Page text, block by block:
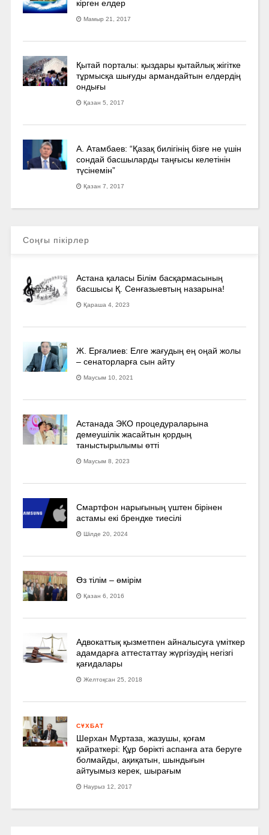
кірген елдер
Мамыр 21, 2017
Қытай порталы: қыздары қытайлық жігітке
тұрмысқа шығуды армандайтын елдердің
ондығы
Қазан 5, 2017
А. Атамбаев: “Қазақ билігінің бізге не үшін
сондай басшыларды таңғысы келетінін
түсінемін”
Қазан 7, 2017
Соңғы пікірлер
Астана қаласы Білім басқармасының
басшысы Қ. Сенғазыевтың назарына!
Қараша 4, 2023
Ж. Ерғалиев: Елге жағудың ең оңай жолы
– сенаторларға сын айту
Маусым 10, 2021
Астанада ЭКО процедураларына
демеушілік жасайтын қордың
таныстырылымы өтті
Маусым 8, 2023
Смартфон нарығының үштен бірінен
астамы екі брендке тиесілі
Шілде 20, 2024
Өз тілім – өмірім
Қазан 6, 2016
Адвокаттық қызметпен айналысуға үмiткер
адамдарға аттестаттау жүргізудің негізгі
қағидалары
Желтоқсан 25, 2018
СҰХБАТ
Шерхан Мұртаза, жазушы, қоғам
қайраткері: Құр бөрікті аспанға ата беруге
болмайды, ақиқатын, шындығын
айтуымыз керек, шырағым
Наурыз 12, 2017